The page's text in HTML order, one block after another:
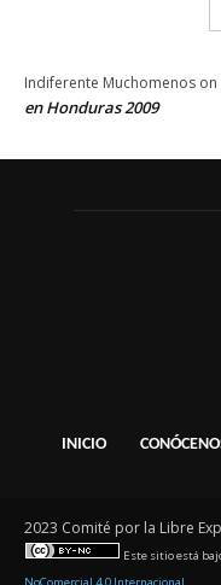
Indiferente Muchomenos on
en Honduras 2009
INICIO
2023 Comité por la Libre
Este sitio está
NoComercial 4.0 Internacional